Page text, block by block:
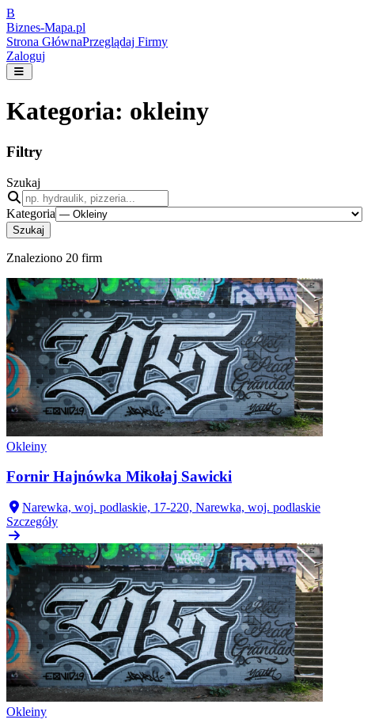
B
Biznes-Mapa.pl
Strona GłównaPrzeglądaj Firmy
Zaloguj
Kategoria: okleiny
Filtry
Szukaj
Kategoria
Szukaj
Znaleziono 20 firm
Okleiny
Fornir Hajnówka Mikołaj Sawicki
Narewka, woj. podlaskie, 17-220, Narewka, woj. podlaskie
Szczegóły
Okleiny